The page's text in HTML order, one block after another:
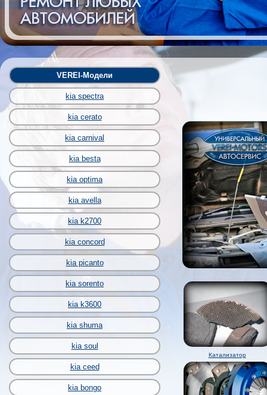
VEREI-Модели
kia spectra
kia cerato
kia carnival
kia besta
kia optima
kia avella
kia k2700
kia concord
kia picanto
kia sorento
kia k3600
kia shuma
kia soul
kia ceed
kia bongo
Катализатор